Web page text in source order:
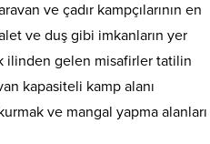
ve çadır kampçılarının en
ve duş gibi imkanların yer
ilinden gelen misafirler tatilin
kapasiteli kamp alanı
ve mangal yapma alanları